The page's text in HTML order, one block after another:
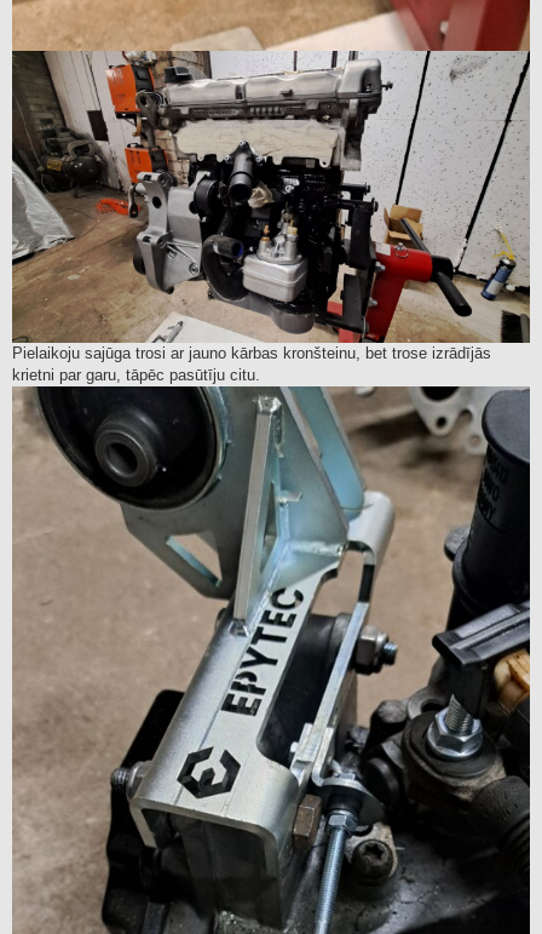
Pielaikoju sajūga trosi ar jauno kārbas kronšteinu, bet trose izrādījās
krietni par garu, tāpēc pasūtīju citu.